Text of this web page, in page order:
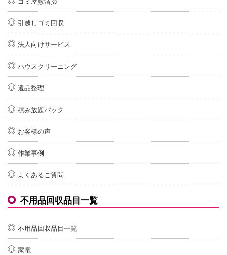
引越しゴミ回収
法人向けサービス
ハウスクリーニング
遺品整理
積み放題パック
お客様の声
作業事例
よくあるご質問
不用品回収品目一覧
不用品回収品目一覧
家電